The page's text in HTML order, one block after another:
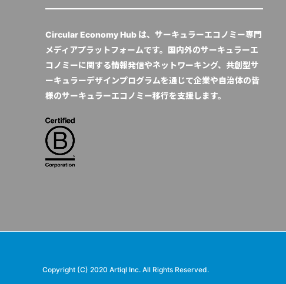
Circular Economy Hub は、サーキュラーエコノミー専門
メディアプラットフォームです。国内外のサーキュラーエ
コノミーに関する情報発信やネットワーキング、共創型サ
ーキュラーデザインプログラムを通じて企業や自治体の皆
様のサーキュラーエコノミー移行を支援します。
Copyright (C) 2020 Artiql Inc. All Rights Reserved.